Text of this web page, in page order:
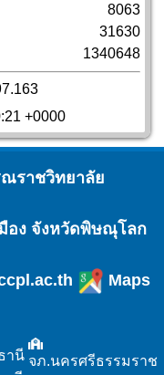
8063
31630
1340648
+0000
ณราชวิทยาลัย
อง จังหวัดพิษณุโลก
Maps
านี จภ.นครศรีธรรมราช